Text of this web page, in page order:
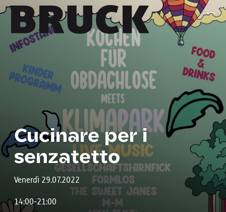
+43 (0) 512 / 56 15 00
office@innsbruckmarketing.at
Mo. – Fr.: 9:00 – 17:00 Uhr
Cucinare per i
senzatetto
Venerdì 29.07.2022
14:00-21:00